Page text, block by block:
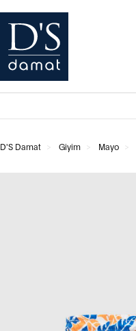
D'S Damat Giyim Mayo